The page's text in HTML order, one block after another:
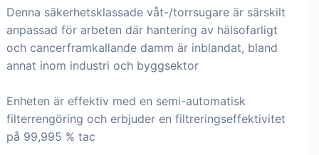
Denna säkerhetsklassade våt-/torrsugare är särskilt
anpassad för arbeten där hantering av hälsofarligt
och cancerframkallande damm är inblandat, bland
annat inom industri och byggsektor
Enheten är effektiv med en semi-automatisk
filterrengöring och erbjuder en filtreringseffektivitet
på 99,995 % tac